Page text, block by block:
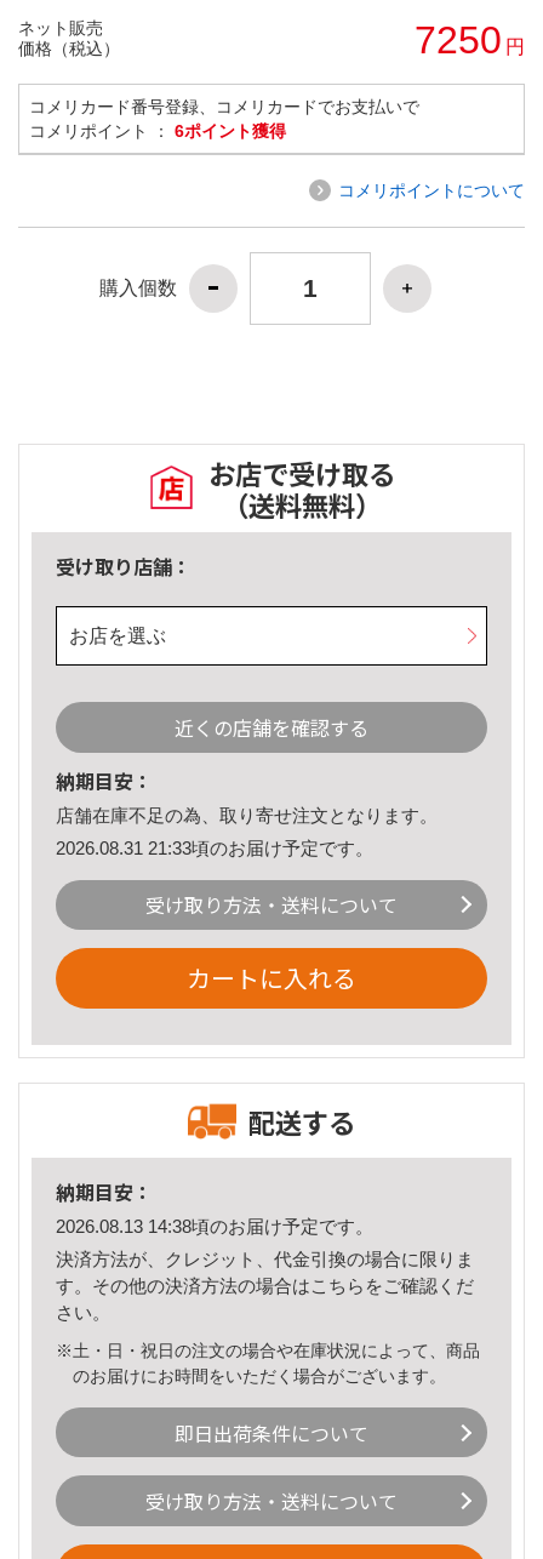
ネット販売
価格（税込）
7250 円
コメリカード番号登録、コメリカードでお支払いで
コメリポイント ： 6ポイント獲得
コメリポイントについて
購入個数
お店で受け取る
（送料無料）
受け取り店舗：
お店を選ぶ
近くの店舗を確認する
納期目安：
店舗在庫不足の為、取り寄せ注文となります。
2026.08.31 21:33頃のお届け予定です。
受け取り方法・送料について
カートに入れる
配送する
納期目安：
2026.08.13 14:38頃のお届け予定です。
決済方法が、クレジット、代金引換の場合に限りま
す。その他の決済方法の場合はこちら をご確認くだ
さい。
※土・日・祝日の注文の場合や在庫状況によって、商品
のお届けにお時間をいただく場合がございます。
即日出荷条件について
受け取り方法・送料について